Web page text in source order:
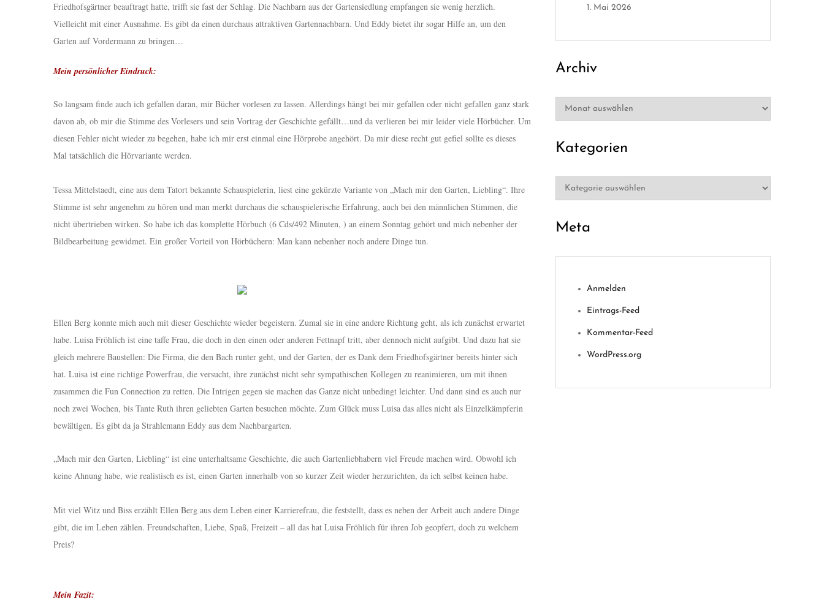
Friedhofsgärtner beauftragt hatte, trifft sie fast der Schlag. Die Nachbarn aus der Gartensiedlung empfangen sie wenig herzlich.
Vielleicht mit einer Ausnahme. Es gibt da einen durchaus attraktiven Gartennachbarn. Und Eddy bietet ihr sogar Hilfe an, um den
Garten auf Vordermann zu bringen…
Mein persönlicher Eindruck:
So langsam finde auch ich gefallen daran, mir Bücher vorlesen zu lassen. Allerdings hängt bei mir gefallen oder nicht gefallen ganz stark
davon ab, ob mir die Stimme des Vorlesers und sein Vortrag der Geschichte gefällt…und da verlieren bei mir leider viele Hörbücher. Um
diesen Fehler nicht wieder zu begehen, habe ich mir erst einmal eine Hörprobe angehört. Da mir diese recht gut gefiel sollte es dieses
Mal tatsächlich die Hörvariante werden.
Tessa Mittelstaedt, eine aus dem Tatort bekannte Schauspielerin, liest eine gekürzte Variante von „Mach mir den Garten, Liebling“. Ihre
Stimme ist sehr angenehm zu hören und man merkt durchaus die schauspielerische Erfahrung, auch bei den männlichen Stimmen, die
nicht übertrieben wirken. So habe ich das komplette Hörbuch (6 Cds/492 Minuten, ) an einem Sonntag gehört und mich nebenher der
Bildbearbeitung gewidmet. Ein großer Vorteil von Hörbüchern: Man kann nebenher noch andere Dinge tun.
Ellen Berg konnte mich auch mit dieser Geschichte wieder begeistern. Zumal sie in eine andere Richtung geht, als ich zunächst erwartet
habe. Luisa Fröhlich ist eine taffe Frau, die doch in den einen oder anderen Fettnapf tritt, aber dennoch nicht aufgibt. Und dazu hat sie
gleich mehrere Baustellen: Die Firma, die den Bach runter geht, und der Garten, der es Dank dem Friedhofsgärtner bereits hinter sich
hat. Luisa ist eine richtige Powerfrau, die versucht, ihre zunächst nicht sehr sympathischen Kollegen zu reanimieren, um mit ihnen
zusammen die Fun Connection zu retten. Die Intrigen gegen sie machen das Ganze nicht unbedingt leichter. Und dann sind es auch nur
noch zwei Wochen, bis Tante Ruth ihren geliebten Garten besuchen möchte. Zum Glück muss Luisa das alles nicht als Einzelkämpferin
bewältigen. Es gibt da ja Strahlemann Eddy aus dem Nachbargarten.
„Mach mir den Garten, Liebling“ ist eine unterhaltsame Geschichte, die auch Gartenliebhabern viel Freude machen wird. Obwohl ich
keine Ahnung habe, wie realistisch es ist, einen Garten innerhalb von so kurzer Zeit wieder herzurichten, da ich selbst keinen habe.
Mit viel Witz und Biss erzählt Ellen Berg aus dem Leben einer Karrierefrau, die feststellt, dass es neben der Arbeit auch andere Dinge
gibt, die im Leben zählen. Freundschaften, Liebe, Spaß, Freizeit – all das hat Luisa Fröhlich für ihren Job geopfert, doch zu welchem
Preis?
Mein Fazit:
1. Mai 2026
Archiv
Archiv
Kategorien
Kategorien
Meta
Anmelden
Eintrags-Feed
Kommentar-Feed
WordPress.org